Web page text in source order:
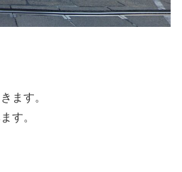
ます。
す。